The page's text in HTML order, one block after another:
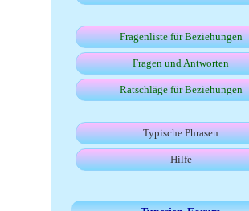
Fragenliste für Beziehungen
Fragen und Antworten
Ratschläge für Beziehungen
Typische Phrasen
Hilfe